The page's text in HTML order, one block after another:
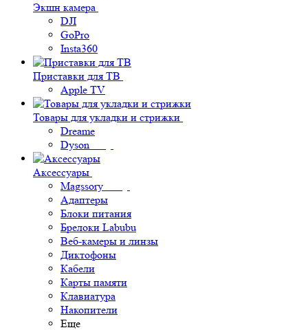
Экшн камера
DJI
GoPro
Insta360
Приставки для ТВ
Apple TV
Товары для укладки и стрижки
Dreame
Dyson
Аксессуары
Magssory
Адаптеры
Блоки питания
Брелоки Labubu
Веб-камеры и линзы
Диктофоны
Кабели
Карты памяти
Клавиатура
Накопители
Еще